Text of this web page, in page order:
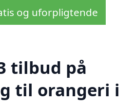
og uforpligtende
tilbud på
til orangeri i